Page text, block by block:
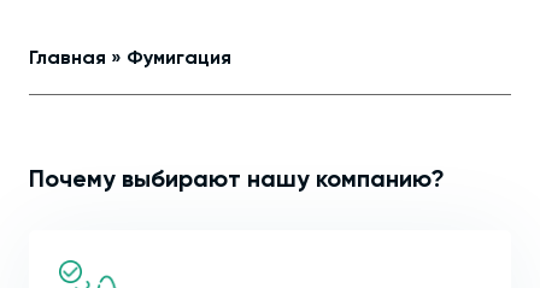
Главная » Фумигация
Почему выбирают нашу компанию?